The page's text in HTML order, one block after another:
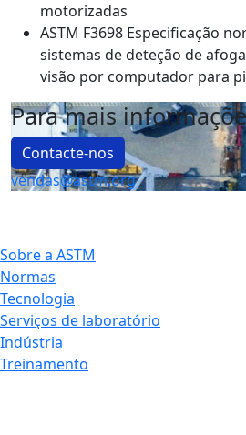
motorizadas
ASTM F3698 Especificação
sistemas de deteção de
visão por computador para
Para mais
Contacte-nos
vendas@astm.org
Sobre a ASTM
Normas
Tecnologia
Serviços de laboratório
Indústria
Treinamento